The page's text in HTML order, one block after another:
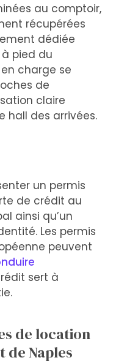
au comptoir,
récupérées
dédiée
pied du
charge se
de
claire
hall des arrivées.
un permis
de crédit au
ainsi qu’un
Les permis
peuvent
sert à
de location
de Naples